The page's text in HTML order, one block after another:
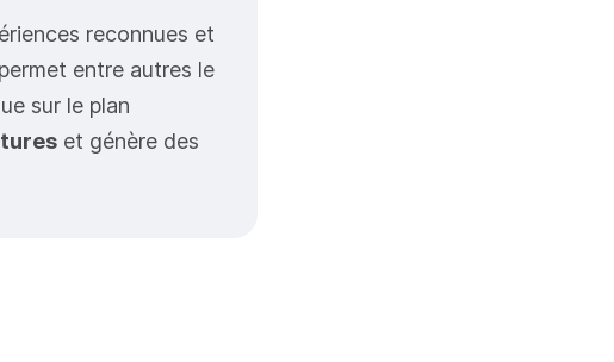
reconnues et
entre autres le
sur le plan
et génère des